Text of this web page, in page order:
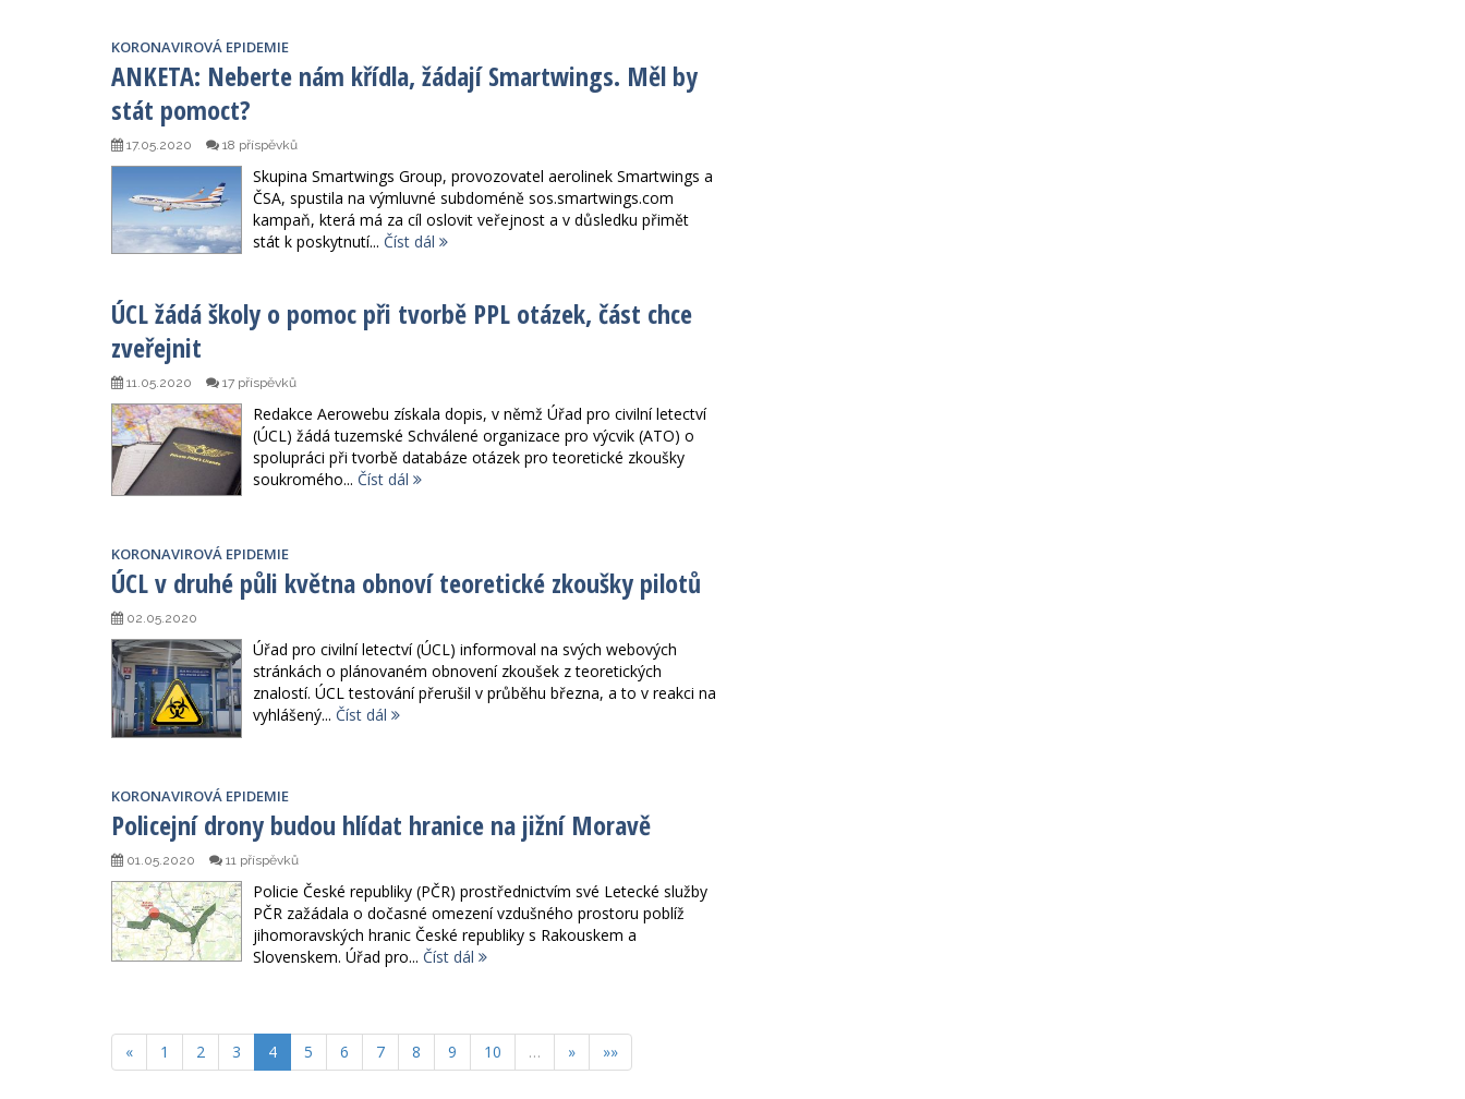
KORONAVIROVÁ EPIDEMIE
ANKETA: Neberte nám křídla, žádají Smartwings. Měl by
stát pomoct?
17.05.2020 18 příspěvků
Skupina Smartwings Group, provozovatel aerolinek Smartwings a
ČSA, spustila na výmluvné subdoméně sos.smartwings.com
kampaň, která má za cíl oslovit veřejnost a v důsledku přimět
stát k poskytnutí... Číst dál
ÚCL žádá školy o pomoc při tvorbě PPL otázek, část chce
zveřejnit
11.05.2020 17 příspěvků
Redakce Aerowebu získala dopis, v němž Úřad pro civilní letectví
(ÚCL) žádá tuzemské Schválené organizace pro výcvik (ATO) o
spolupráci při tvorbě databáze otázek pro teoretické zkoušky
soukromého... Číst dál
KORONAVIROVÁ EPIDEMIE
ÚCL v druhé půli května obnoví teoretické zkoušky pilotů
02.05.2020
Úřad pro civilní letectví (ÚCL) informoval na svých webových
stránkách o plánovaném obnovení zkoušek z teoretických
znalostí. ÚCL testování přerušil v průběhu března, a to v reakci na
vyhlášený... Číst dál
KORONAVIROVÁ EPIDEMIE
Policejní drony budou hlídat hranice na jižní Moravě
01.05.2020 11 příspěvků
Policie České republiky (PČR) prostřednictvím své Letecké služby
PČR zažádala o dočasné omezení vzdušného prostoru poblíž
jihomoravských hranic České republiky s Rakouskem a
Slovenskem. Úřad pro... Číst dál
« 1 2 3 4 5 6 7 8 9 10 … » »»